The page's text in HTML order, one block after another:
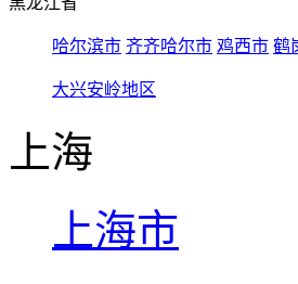
哈尔滨市 齐齐哈尔市 鸡西市 鹤
大兴安岭地区
上海
上海市